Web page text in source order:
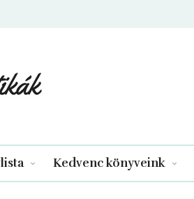
Kedvenc könyveink